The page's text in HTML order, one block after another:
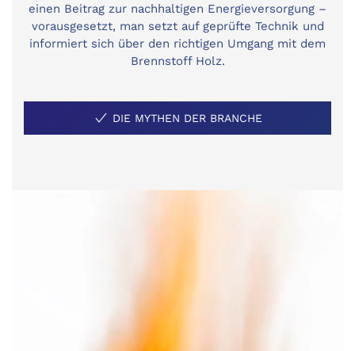
einen Beitrag zur nachhaltigen Energieversorgung –
vorausgesetzt, man setzt auf geprüfte Technik und
informiert sich über den richtigen Umgang mit dem
Brennstoff Holz.
DIE MYTHEN DER BRANCHE